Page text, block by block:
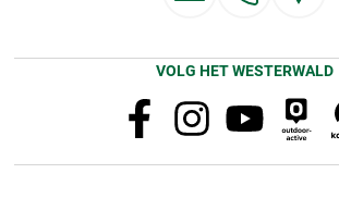
VOLG HET WESTERWALD